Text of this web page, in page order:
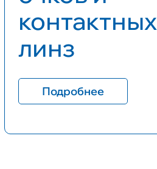
контактных
линз
Подробнее